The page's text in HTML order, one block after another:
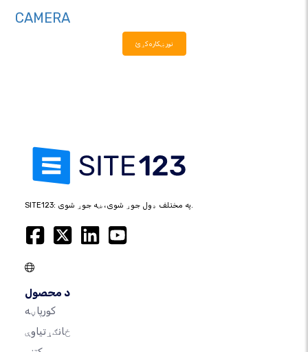
CAMERA
نور ښکاره کړئ
SITE123: په مختلف ډول جوړ شوی، ښه جوړ شوی.
د محصول
کورپاڼه
ځانګړتیاوې